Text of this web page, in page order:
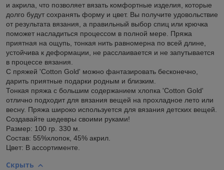
и акрила, что позволяет вязать комфортные изделия, которые
долго будут сохранять форму и цвет. Вы получите удовольствие
от результата вязания, а правильный выбор спиц или крючка
поможет насладиться процессом в полной мере. Пряжа
приятная на ощупь, тонкая нить равномерна по всей длине,
устойчива к деформации, не расслаивается и не запутывается
в процессе вязания.
С пряжей 'Cotton Gold' можно фантазировать бесконечно,
дарить приятные подарки родным и близким.
Тонкая пряжа с большим содержанием хлопка 'Cotton Gold'
отлично подходит для вязания вещей на прохладное лето или
весну. Пряжа широко используется для вязания детских вещей.
Создавайте шедевры своими руками!
Размер: 100 гр. 330 м.
Состав: 55%хлопок, 45% акрил.
Цвет: В ассортименте.
Скрыть